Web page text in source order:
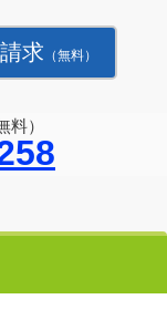
求 （無料）
料）